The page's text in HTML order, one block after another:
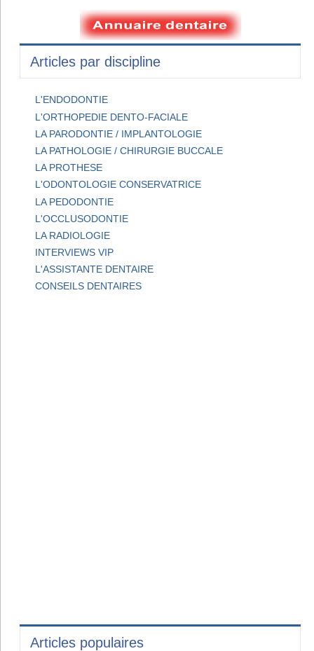
Articles par discipline
L'ENDODONTIE
L'ORTHOPEDIE DENTO-FACIALE
LA PARODONTIE / IMPLANTOLOGIE
LA PATHOLOGIE / CHIRURGIE BUCCALE
LA PROTHESE
L'ODONTOLOGIE CONSERVATRICE
LA PEDODONTIE
L'OCCLUSODONTIE
LA RADIOLOGIE
INTERVIEWS VIP
L'ASSISTANTE DENTAIRE
CONSEILS DENTAIRES
Articles populaires